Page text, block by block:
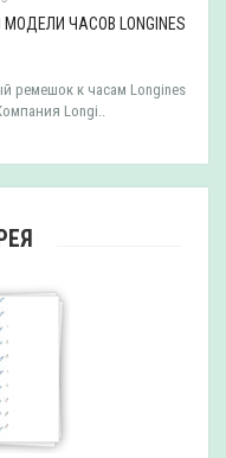
ЧАСОВ LONGINES
ремешок к часам Longines
Longi..